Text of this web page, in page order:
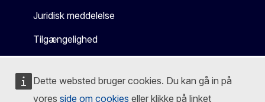
Dette websted bruger cookies. Du kan gå in på
vores side om cookies eller klikke på linket
Juridisk meddelelse
Tilgængelighed